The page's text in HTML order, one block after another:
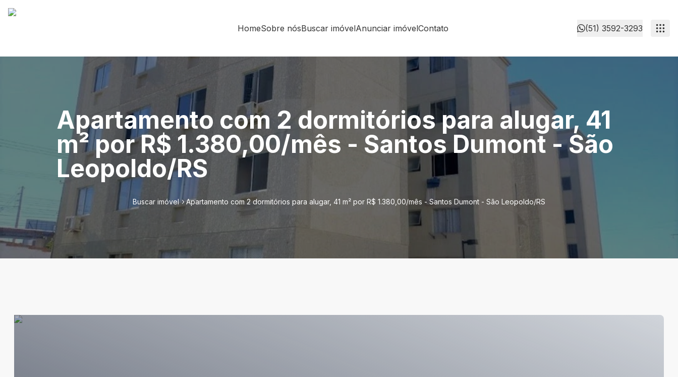
HomeSobre nósBuscar imóvelAnunciar imóvelContato (51) 3592-3293
Apartamento com 2 dormitórios para alugar, 41
m² por R$ 1.380,00/mês - Santos Dumont - São
Leopoldo/RS
Buscar imóvel Apartamento com 2 dormitórios para alugar, 41 m² por R$ 1.380,00/mês - Santos Dumont - São Leopoldo/RS